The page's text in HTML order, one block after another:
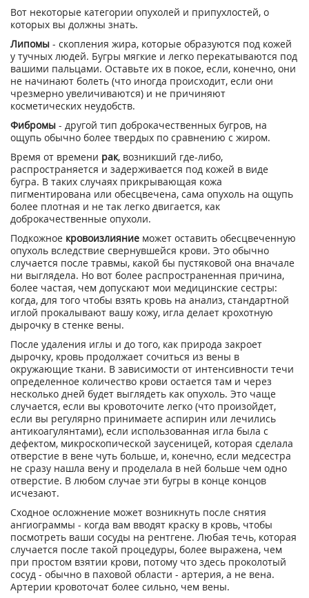
Вот некоторые категории опухолей и припухлостей, о
которых вы должны знать.
Липомы - скопления жира, которые образуются под кожей
у тучных людей. Бугры мягкие и легко перекатываются под
вашими пальцами. Оставьте их в покое, если, конечно, они
не начинают болеть (что иногда происходит, если они
чрезмерно увеличиваются) и не причиняют
косметических неудобств.
Фибромы - другой тип доброкачественных бугров, на
ощупь обычно более твердых по сравнению с жиром.
Время от времени рак, возникший где-либо,
распространяется и задерживается под кожей в виде
бугра. В таких случаях прикрывающая кожа
пигментирована или обесцвечена, сама опухоль на ощупь
более плотная и не так легко двигается, как
доброкачественные опухоли.
Подкожное кровоизлияние может оставить обесцвеченную
опухоль вследствие свернувшейся крови. Это обычно
случается после травмы, какой бы пустяковой она вначале
ни выглядела. Но вот более распространенная причина,
более частая, чем допускают мои медицинские сестры:
когда, для того чтобы взять кровь на анализ, стандартной
иглой прокалывают вашу кожу, игла делает крохотную
дырочку в стенке вены.
После удаления иглы и до того, как природа закроет
дырочку, кровь продолжает сочиться из вены в
окружающие ткани. В зависимости от интенсивности течи
определенное количество крови остается там и через
несколько дней будет выглядеть как опухоль. Это чаще
случается, если вы кровоточите легко (что произойдет,
если вы регулярно принимаете аспирин или лечились
антикоагулянтами), если использованная игла была с
дефектом, микроскопической заусеницей, которая сделала
отверстие в вене чуть больше, и, конечно, если медсестра
не сразу нашла вену и проделала в ней больше чем одно
отверстие. В любом случае эти бугры в конце концов
исчезают.
Сходное осложнение может возникнуть после снятия
ангиограммы - когда вам вводят краску в кровь, чтобы
посмотреть ваши сосуды на рентгене. Любая течь, которая
случается после такой процедуры, более выражена, чем
при простом взятии крови, потому что здесь проколотый
сосуд - обычно в паховой области - артерия, а не вена.
Артерии кровоточат более сильно, чем вены.